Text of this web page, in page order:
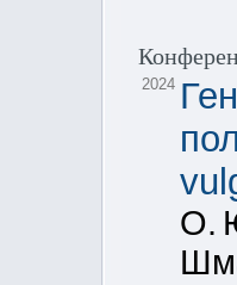
2024
О.